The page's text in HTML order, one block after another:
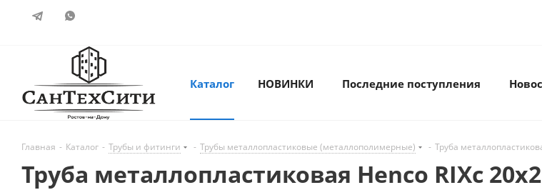
Каталог НОВИНКИ Последние поступления
Главная - Каталог - Трубы и фитинги - Трубы металлопластиковые (металлополимерные) - Труба
Труба металлопластиковая Henco RIXc